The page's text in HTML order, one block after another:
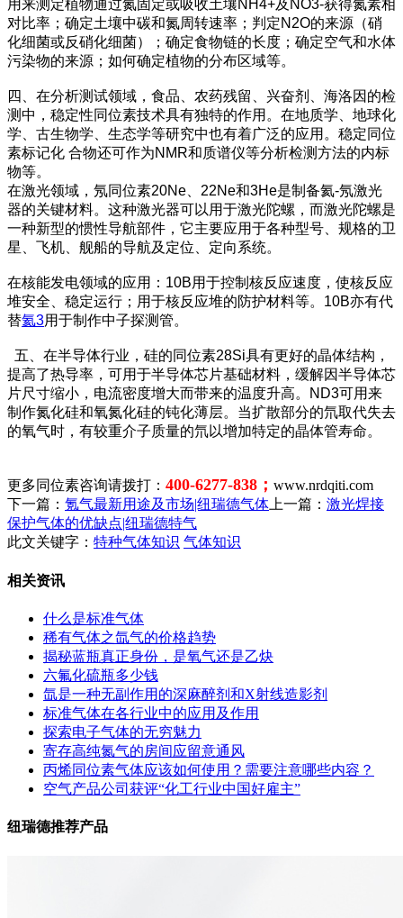
用来测定植物通过氮固定或吸收土壤NH4+及NO3-获得氮素相
对比率；确定土壤中碳和氮周转速率；判定N2O的来源（硝
化细菌或反硝化细菌）；确定食物链的长度；确定空气和水体
污染物的来源；如何确定植物的分布区域等。
四、在分析测试领域，食品、农药残留、兴奋剂、海洛因的检
测中，稳定性同位素技术具有独特的作用。在地质学、地球化
学、古生物学、生态学等研究中也有着广泛的应用。稳定同位
素标记化 合物还可作为NMR和质谱仪等分析检测方法的内标
物等。
在激光领域，氖同位素20Ne、22Ne和3He是制备氦-氖激光
器的关键材料。这种激光器可以用于激光陀螺，而激光陀螺是
一种新型的惯性导航部件，它主要应用于各种型号、规格的卫
星、飞机、舰船的导航及定位、定向系统。
在核能发电领域的应用：10B用于控制核反应速度，使核反应
堆安全、稳定运行；用于核反应堆的防护材料等。10B亦有代
替氦3用于制作中子探测管。
五、在半导体行业，硅的同位素28Si具有更好的晶体结构，
提高了热导率，可用于半导体芯片基础材料，缓解因半导体芯
片尺寸缩小，电流密度增大而带来的温度升高。ND3可用来
制作氮化硅和氧氮化硅的钝化薄层。当扩散部分的氘取代失去
的氧气时，有较重介子质量的氘以增加特定的晶体管寿命。
更多同位素咨询请拨打： 400-6277-838； www.nrdqiti.com
下一篇： 氪气最新用途及市场|纽瑞德气体 上一篇： 激光焊接
保护气体的优缺点|纽瑞德特气
此文关键字： 特种气体知识 气体知识
相关资讯
什么是标准气体
稀有气体之氙气的价格趋势
揭秘蓝瓶真正身份，是氧气还是乙炔
六氟化硫瓶多少钱
氙是一种无副作用的深麻醉剂和X射线造影剂
标准气体在各行业中的应用及作用
探索电子气体的无穷魅力
寄存高纯氮气的房间应留意通风
丙烯同位素气体应该如何使用？需要注意哪些内容？
空气产品公司获评“化工行业中国好雇主”
纽瑞德推荐产品